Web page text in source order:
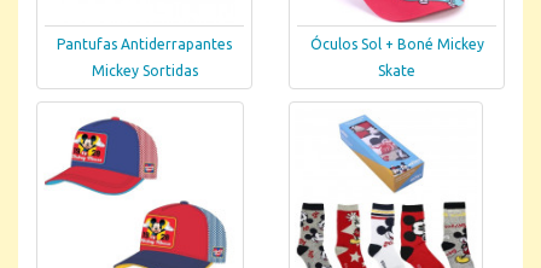
Pantufas Antiderrapantes
Mickey Sortidas
Óculos Sol + Boné Mickey
Skate